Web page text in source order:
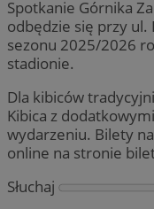
Spotkanie Górnika
odbędzie się przy ul.
sezonu 2025/2026
stadionie.
Dla kibiców
Kibica z
wydarzeniu. Bilety
online na stronie
Słuchaj